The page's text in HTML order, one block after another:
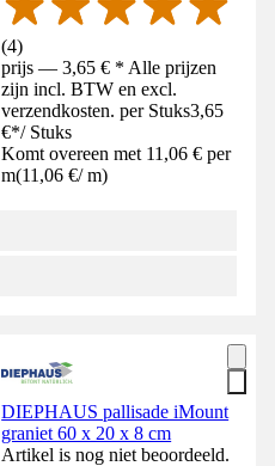
(4)
prijs — 3,65 € * Alle prijzen
zijn incl. BTW en excl.
verzendkosten. per Stuks3,65
€*/ Stuks
Komt overeen met 11,06 € per
m(11,06 €/ m)
DIEPHAUS pallisade iMount
graniet 60 x 20 x 8 cm
Artikel is nog niet beoordeeld.